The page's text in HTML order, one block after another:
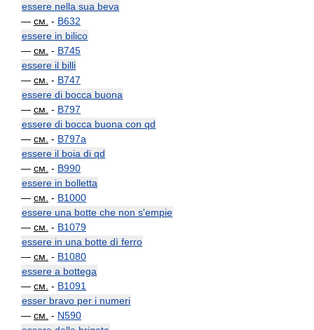
essere nella sua beva
— см. - B632
essere in bilico
— см. - B745
essere il billi
— см. - B747
essere di bocca buona
— см. - B797
essere di bocca buona con qd
— см. - B797a
essere il boia di qd
— см. - B990
essere in bolletta
— см. - B1000
essere una botte che non s'empie
— см. - B1079
essere in una botte dì ferro
— см. - B1080
essere a bottega
— см. - B1091
esser bravo per i numeri
— см. - N590